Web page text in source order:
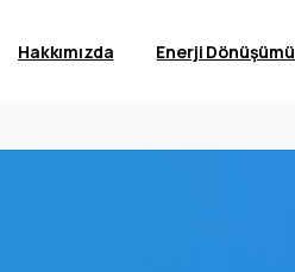
Hakkımızda Enerji Dönüşümü